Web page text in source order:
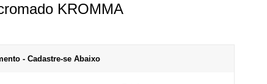
KROMMA
- Cadastre-se Abaixo